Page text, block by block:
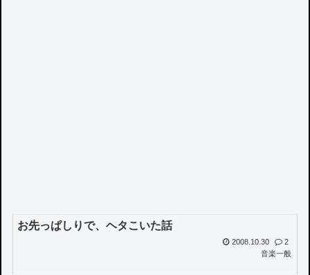
お先っぱしりで、ヘタこいた話
2008.10.30
2
音楽一般